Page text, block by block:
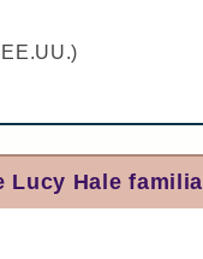
Lucy Hale familia